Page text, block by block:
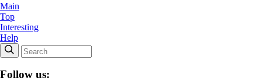
Main
Top
Interesting
Help
Follow us: